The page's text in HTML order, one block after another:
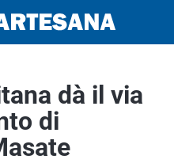
dà il via
di